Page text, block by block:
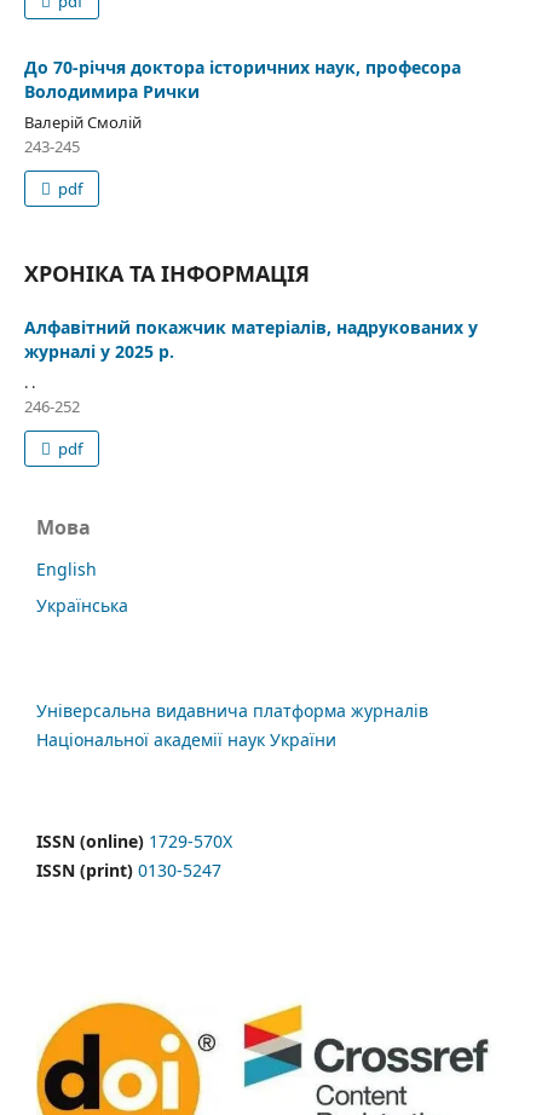
До 70-річчя доктора історичних наук, професора
Володимира Рички
Валерій Смолій
243-245
pdf
ХРОНІКА ТА ІНФОРМАЦІЯ
Алфавітний покажчик матеріалів, надрукованих у
журналі у 2025 р.
. .
246-252
pdf
Мова
English
Українська
Універсальна видавнича платформа журналів
Національної академії наук України
ISSN (online) 1729-570X
ISSN (print) 0130-5247